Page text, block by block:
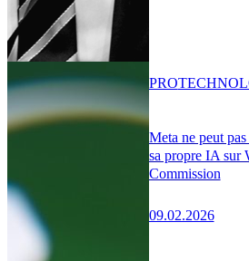
Meta ne peut
sa propre IA sur
Commission
09.02.2026
PRO